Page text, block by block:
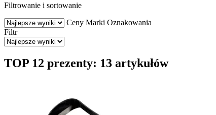
Filtrowanie i sortowanie
Ceny Marki Oznakowania
Filtr
TOP 12 prezenty: 13 artykułów